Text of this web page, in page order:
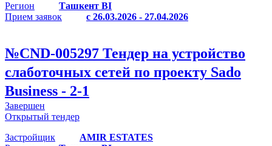
Регион
Ташкент BI
Прием заявок
с 26.03.2026 - 27.04.2026
№CND-005297 Тендер на устройство
слаботочных сетей по проекту Sado
Business - 2-1
Завершен
Открытый тендер
Застройщик
AMIR ESTATES